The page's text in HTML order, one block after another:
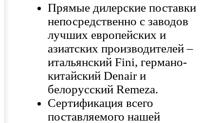
Прямые дилерские поставки
непосредственно с заводов
лучших европейских и
азиатских производителей –
итальянский Fini, германо-
китайский Denair и
белорусский Remeza.
Сертификация всего
поставляемого нашей